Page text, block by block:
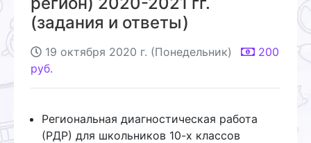
(задания и ответы)
19 октября 2020 г. (Понедельник)
200
руб.
Региональная диагностическая работа
(РДР) для школьников 10-х классов